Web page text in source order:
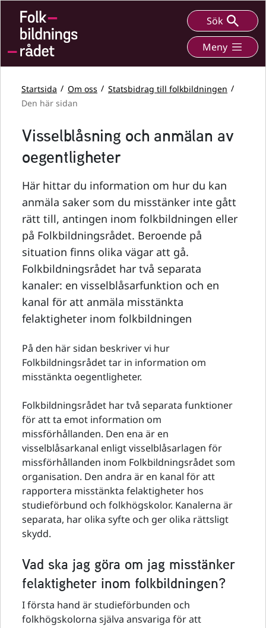
Sök
Meny
Startsida Om oss
Statsbidrag till folkbildningen
Den här sidan
Visselblåsning och anmälan av
oegentligheter
Här hittar du information om hur du kan
anmäla saker som du misstänker inte gått
rätt till, antingen inom folkbildningen eller
på Folkbildningsrådet. Beroende på
situation finns olika vägar att gå.
Folkbildningsrådet har två separata
kanaler: en visselblåsarfunktion och en
kanal för att anmäla misstänkta
felaktigheter inom folkbildningen
På den här sidan beskriver vi hur
Folkbildningsrådet tar in information om
misstänkta oegentligheter.
Folkbildningsrådet har två separata funktioner
för att ta emot information om
missförhållanden. Den ena är en
visselblåsarkanal enligt visselblåsarlagen för
missförhållanden inom Folkbildningsrådet som
organisation. Den andra är en kanal för att
rapportera misstänkta felaktigheter hos
studieförbund och folkhögskolor. Kanalerna är
separata, har olika syfte och ger olika rättsligt
skydd.
Vad ska jag göra om jag misstänker
felaktigheter inom folkbildningen?
I första hand är studieförbunden och
folkhögskolorna själva ansvariga för att